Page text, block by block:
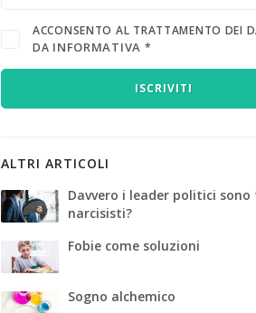
ACCONSENTO AL TRATTAMENTO DEI
DA INFORMATIVA *
ISCRIVITI
ALTRI ARTICOLI
Davvero i leader politici
narcisisti?
Fobie come soluzioni
Sogno alchemico